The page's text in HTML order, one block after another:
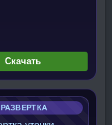
Скачать
РАЗВЕРТКА